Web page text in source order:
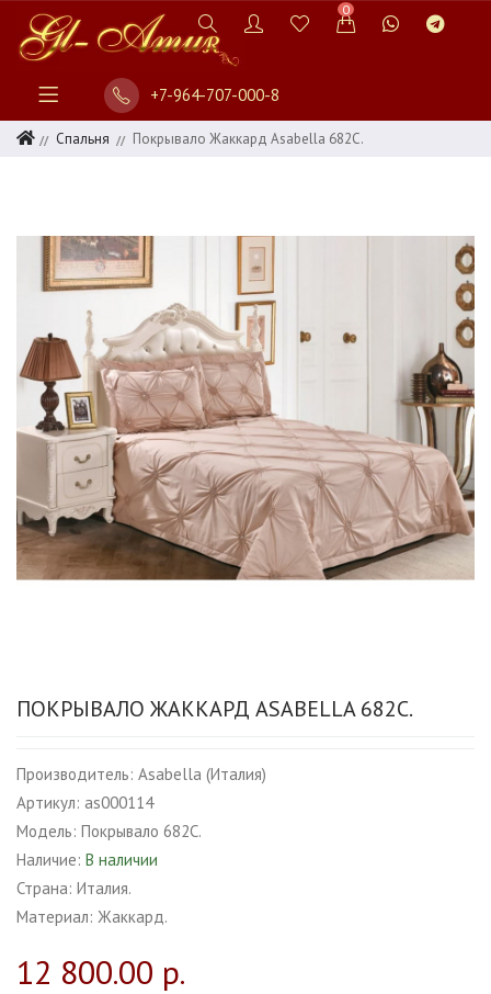
0
+7-964-707-000-8
Спальня Покрывало Жаккард Asabella 682С.
ПОКРЫВАЛО ЖАККАРД ASABELLA 682С.
Производитель: Asabella (Италия)
Артикул: as000114
Модель: Покрывало 682С.
Наличие: В наличии
Страна: Италия.
Материал: Жаккард.
12 800.00 р.